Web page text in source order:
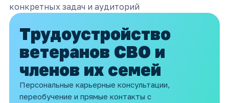
конкретных задач и аудиторий
Трудоустройство
ветеранов СВО и
членов их семей
Персональные карьерные консультации,
переобучение и прямые контакты с